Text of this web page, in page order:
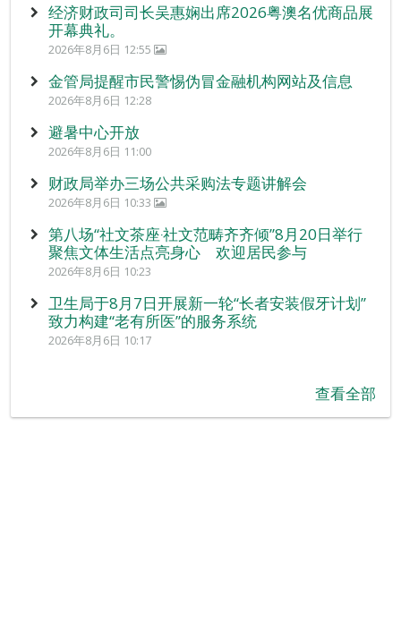
经济财政司司长吴惠娴出席2026粤澳名优商品展
开幕典礼。
2026年8月6日 12:55
金管局提醒市民警惕伪冒金融机构网站及信息
2026年8月6日 12:28
避暑中心开放
2026年8月6日 11:00
财政局举办三场公共采购法专题讲解会
2026年8月6日 10:33
第八场“社文茶座‧社文范畴齐齐倾”8月20日举行
聚焦文体生活点亮身心 欢迎居民参与
2026年8月6日 10:23
卫生局于8月7日开展新一轮“长者安装假牙计划”
致力构建“老有所医”的服务系统
2026年8月6日 10:17
查看全部